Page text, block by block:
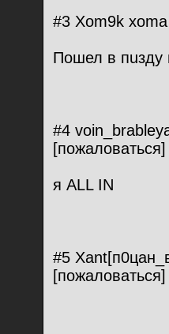
#3 Xom9k
Пошел в пuзду
#4
[пожаловаться]
я ALL IN
#5
[пожаловаться]